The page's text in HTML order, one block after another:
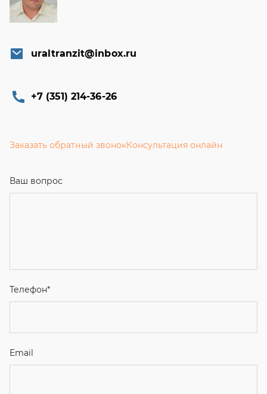
uraltranzit@inbox.ru
+7 (351) 214-36-26
Заказать обратный звонокКонсультация онлайн
Ваш вопрос